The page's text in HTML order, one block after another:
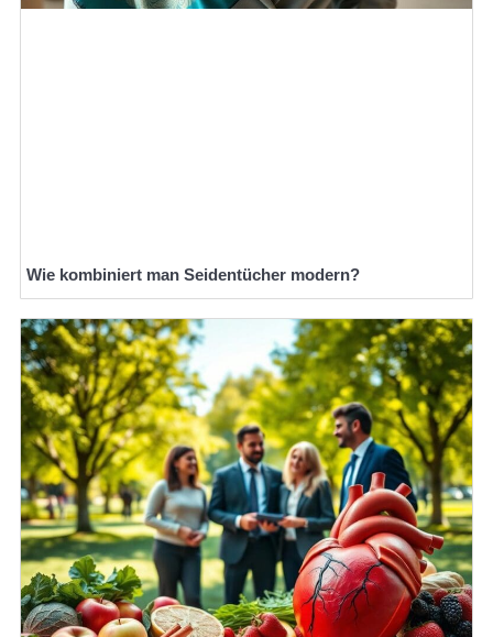
Wie kombiniert man Seidentücher modern?